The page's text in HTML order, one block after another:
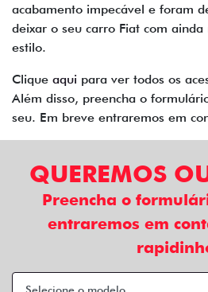
acabamento impecável e foram
deixar o seu carro Fiat com
estilo.
Clique aqui para ver todos os
Além disso, preencha o
seu. Em breve entraremos em
QUEREMOS
Preencha o
entraremos em